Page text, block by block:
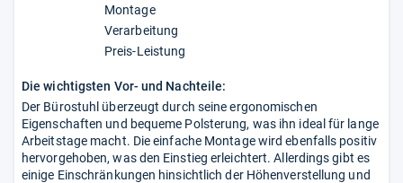
Montage
Verarbeitung
Preis-Leistung
Die wichtigsten Vor- und Nachteile:
Der Bürostuhl überzeugt durch seine ergonomischen
Eigenschaften und bequeme Polsterung, was ihn ideal für lange
Arbeitstage macht. Die einfache Montage wird ebenfalls positiv
hervorgehoben, was den Einstieg erleichtert. Allerdings gibt es
einige Einschränkungen hinsichtlich der Höhenverstellung und